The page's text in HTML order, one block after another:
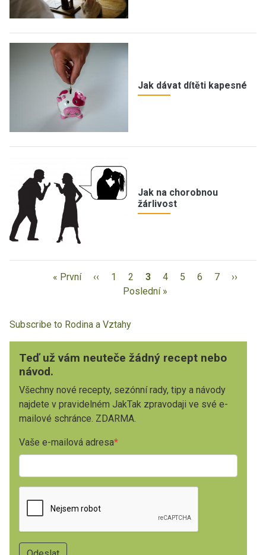
Jak dávat dítěti kapesné
Jak na chorobnou
žárlivost
« První ‹‹ 1 2 3 4 5 6 7
››
Poslední »
Subscribe to Rodina a Vztahy
Teď už vám neuteče žádný recept nebo
návod.
Všechny nové recepty, sezónní rady, tipy a návody
najdete v pravidelném JakTak zpravodaji ve své e-
mailové schránce. ZDARMA.
Vaše e-mailová adresa